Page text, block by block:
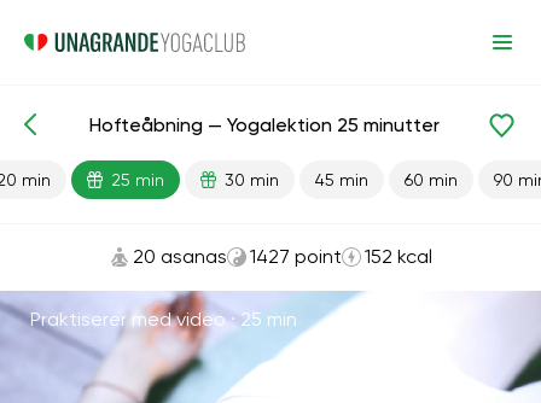
Færdiglavede lektioner Fleksibilitet Bækken
Hofteåbning — Yogalektion 25 minutter
min 25 min 30 min 45 min 60 min 90
20 asanas 1427 point 152 kcal
Praktiserer med video · 25 min